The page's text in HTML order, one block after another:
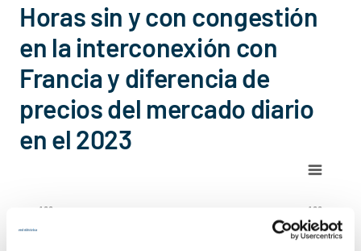
Horas sin y con congestión
en la interconexión con
Francia y diferencia de
precios del mercado diario
en el 2023
100 100